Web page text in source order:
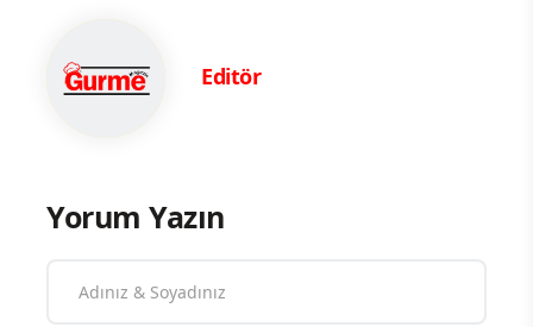
Editör
Yorum Yazın